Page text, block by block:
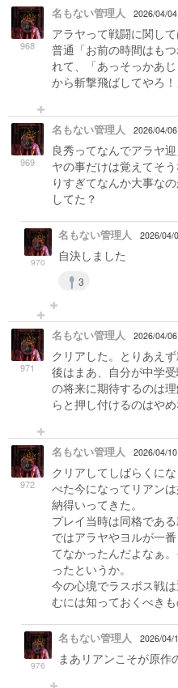
968
名もない管理人 2026/04/
アラヤって戦闘に関し
普通「お前の時間はも
れて、「あっそっかあ
から斬撃飛ばしてやろ！
969
名もない管理人 2026/04/
良秀ってなんでアラヤ
ヤの事だけは覚えてそ
りすぎてなんか大事な
してた？
970
名もない管理人 2026/04/
自決しました
3
971
名もない管理人 2026/04/
クリアした。とりあえ
後はまあ、自分が中学
の将来に期待するのは
らと押し付けるのはや
972
名もない管理人 2026/04/
クリアしてしばらくに
べた今になってリアン
納得いってきた。
プレイ当時は同格であ
ではアラヤやヨルが一
てなかったんだよなぁ
ったというか。
今の心境でラスボス戦
むには知っておくべきも
976
名もない管理人 2026/04/
まあリアンこそが原